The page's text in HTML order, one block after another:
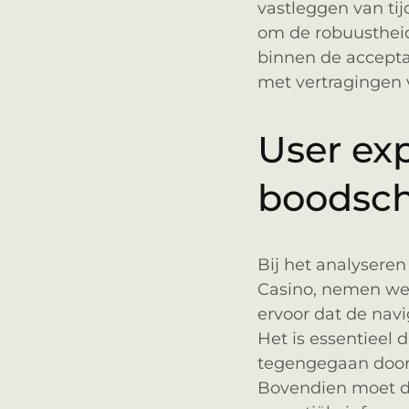
vastleggen van
om de
binnen de
met vertragingen
User
Bij het
Casino, nemen
ervoor dat de
Het is essentieel
tegengegaan
Bovendien moet